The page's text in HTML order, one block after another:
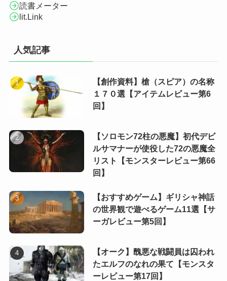
読書メーター
lit.Link
人気記事
【創作資料】槍（スピア）の名称
１７０選【アイテムレビュー第6
回】
【ソロモン72柱の悪魔】初代デビ
ルサマナーが使役した72の悪魔全
リスト【モンスターレビュー第66
回】
【おすすめゲーム】ギリシャ神話
の世界観で遊べるゲーム11選【サ
ーガレビュー第5回】
【オーク】醜悪な戦闘員は囚われ
たエルフのなれの果て【モンスタ
ーレビュー第17回】